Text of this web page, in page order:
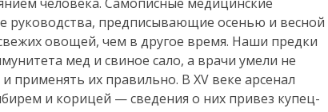
руководства, предписывающие осенью и весной
овощей, чем в другое время. Наши предки
мед и свиное сало, а врачи умели не
применять их правильно. В XV веке арсенал
и корицей — сведения о них привез купец-